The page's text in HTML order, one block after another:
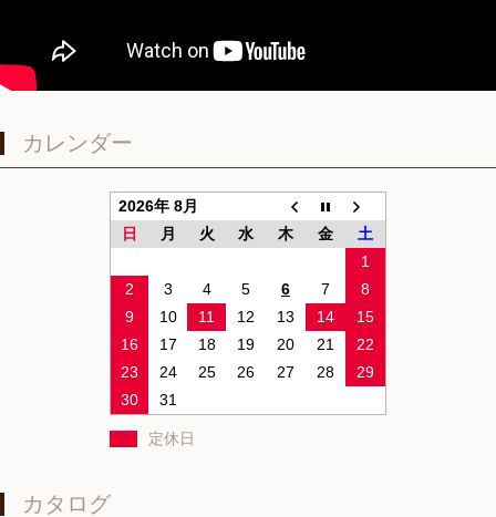
カレンダー
2026年 8月
日
月 火 水 木 金
土
1
2
3 4 5 6 7
8
9
10 11 12 13 14
15
16
17 18 19 20 21
22
23
24 25 26 27 28
29
30
31
定休日
カタログ